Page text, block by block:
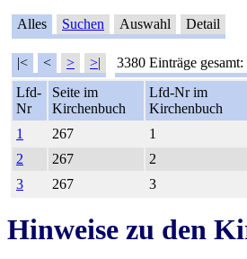
Alles Suchen Auswahl Detail
|< < > >| 3380 Einträge gesamt:
Lfd-
Nr
Seite im
Kirchenbuch
Lfd-Nr im
Kirchenbuch
1
267 1
2
267 2
3
267 3
Hinweise zu den